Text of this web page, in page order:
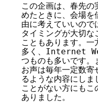
この企画は、春先
めたときに、会場を
由に考えていいの
タイミングが大切
こともあります。
多く、Internet
つものも多いです
お声は毎年一定数
るような内容にし
ことがない方にも
ありました。